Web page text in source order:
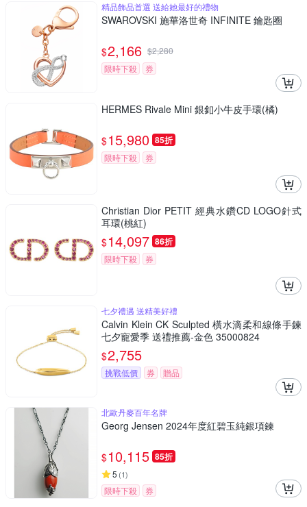
精品飾品首選 送給她最好的禮物
SWAROVSKI 施華洛世奇 INFINITE 鑰匙圈
$2,166 $2,280
限時下殺
券
HERMES Rivale Mini 銀釦小牛皮手環(橘)
$15,980 85折
限時下殺 券
Christian Dior PETIT 經典水鑽CD LOGO針式
耳環(桃紅)
$14,097 86折
限時下殺 券
七夕禮遇 送精美好禮
Calvin Klein CK Sculpted 橫水滴柔和線條手鍊
七夕寵愛季 送禮推薦-金色 35000824
$2,755
挑戰低價 券 贈品
北歐丹麥百年名牌
Georg Jensen 2024年度紅碧玉純銀項鍊
$10,115 85折
5 (1)
限時下殺 券